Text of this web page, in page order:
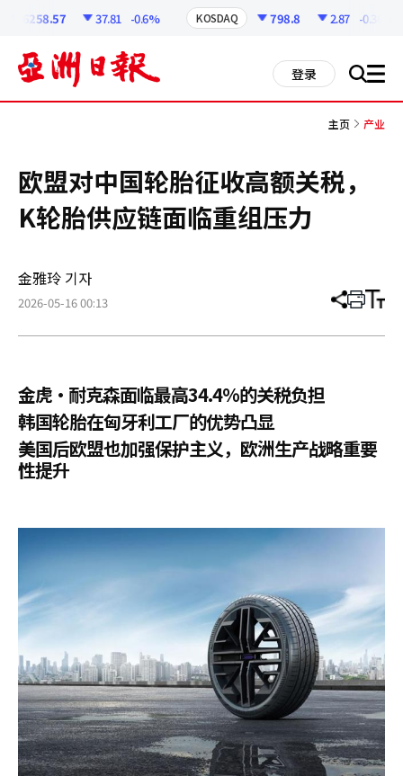
6258.57 37.81 -0.6% KOSDAQ 798.8 2.87 -0.36%
登录 搜 all
主页 产业
欧盟对中国轮胎征收高额关税，
K轮胎供应链面临重组压力
金雅玲 기자
2026-05-16 00:13 分
章
打 调
小
金虎·耐克森面临最高34.4%的关税负担
韩国轮胎在匈牙利工厂的优势凸显
美国后欧盟也加强保护主义，欧洲生产战略重要
性提升